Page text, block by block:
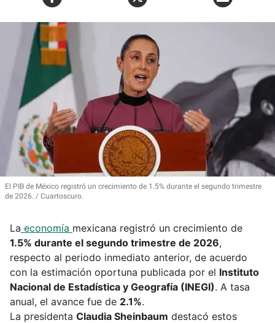
El PIB de México registró un crecimiento de 1.5% durante el segundo trimestre
de 2026.
Cuartoscuro.
La economía mexicana registró un crecimiento de
1.5% durante el segundo trimestre de 2026,
respecto al periodo inmediato anterior, de acuerdo
con la estimación oportuna publicada por el Instituto
Nacional de Estadística y Geografía (INEGI). A tasa
anual, el avance fue de 2.1%.
La presidenta Claudia Sheinbaum destacó estos